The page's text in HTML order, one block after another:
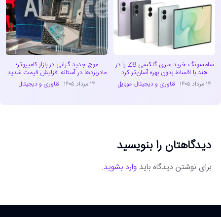
سامسونگ خرید سری گلکسی Z8 را در
هند با اقساط بدون بهره آسان‌تر کرد
۱۴ مرداد ۱۴۰۵ فناوری و دیجیتال،موبایل
موج جدید گرانی در بازار کامپیوتر؛
مادربردها در آستانه افزایش قیمت شدید
۱۴ مرداد ۱۴۰۵ فناوری و دیجیتال
دیدگاهتان را بنویسید
برای نوشتن دیدگاه باید وارد بشوید.